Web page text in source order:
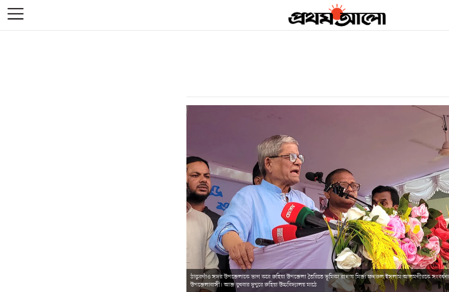
ঠাকুরগাঁও সদর উপজেলাকে ভাগ করে রুহিয়া উপজেলা তৈরিতে ভূমিকা রাখায় মির্জা ফখরুল ইসলাম আলমগীরকে
উপজেলাবাসী। আজ বুধবার দুপুরে রুহিয়া উচ্চবিদ্যালয় মাঠে